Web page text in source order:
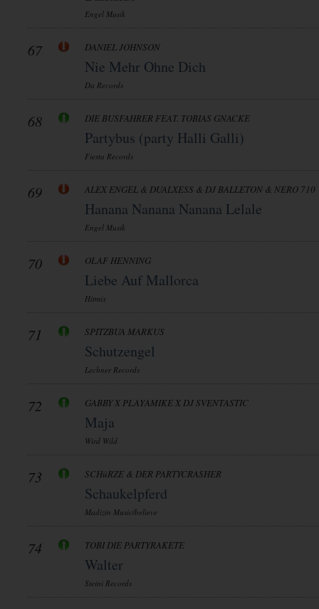
Engel Musik
67 DANIEL JOHNSON
Nie Mehr Ohne Dich
Da Records
68 DIE BUSFAHRER FEAT. TOBIAS GNACKE
Partybus (party Halli Galli)
Fiesta Records
69 ALEX ENGEL & DUALXESS & DJ BALLETON & NERO 710
Hanana Nanana Nanana Lelale
Engel Musik
70 OLAF HENNING
Liebe Auf Mallorca
Hitmix
71 SPITZBUA MARKUS
Schutzengel
Lechner Records
72 GABBY X PLAYAMIKE X DJ SVENTASTIC
Maja
Wird Wild
73 SCHüRZE & DER PARTYCRASHER
Schaukelpferd
Madizin Music/believe
74 TOBI DIE PARTYRAKETE
Walter
Steini Records